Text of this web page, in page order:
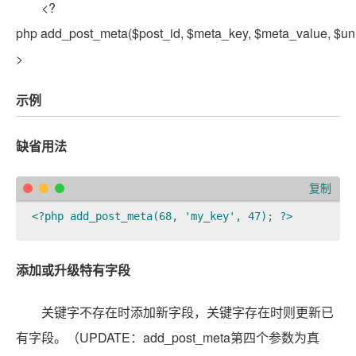
<?
php add_post_meta($post_id, $meta_key, $meta_value,
>
示例
缺省用法
<?php add_post_meta(68, 'my_key', 47); ?>
复制
添加或升级特有字段
关键字不存在时添加新字段，关键字存在时则更新已
有字段。（UPDATE：add_post_meta第四个参数为真